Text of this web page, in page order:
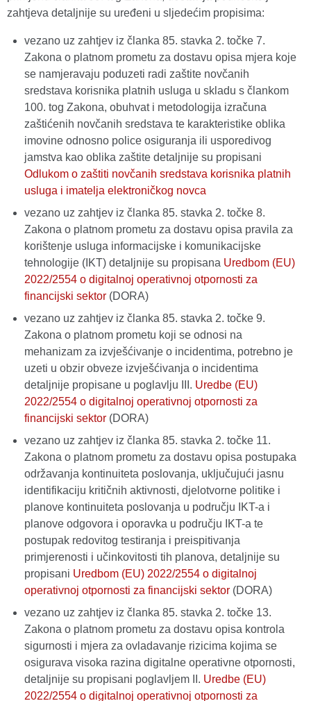
zahtjeva detaljnije su uređeni u sljedećim propisima:
vezano uz zahtjev iz članka 85. stavka 2. točke 7.
Zakona o platnom prometu za dostavu opisa mjera koje
se namjeravaju poduzeti radi zaštite novčanih
sredstava korisnika platnih usluga u skladu s člankom
100. tog Zakona, obuhvat i metodologija izračuna
zaštićenih novčanih sredstava te karakteristike oblika
imovine odnosno police osiguranja ili usporedivog
jamstva kao oblika zaštite detaljnije su propisani
Odlukom o zaštiti novčanih sredstava korisnika platnih
usluga i imatelja elektroničkog novca
vezano uz zahtjev iz članka 85. stavka 2. točke 8.
Zakona o platnom prometu za dostavu opisa pravila za
korištenje usluga informacijske i komunikacijske
tehnologije (IKT) detaljnije su propisana Uredbom (EU)
2022/2554 o digitalnoj operativnoj otpornosti za
financijski sektor (DORA)
vezano uz zahtjev iz članka 85. stavka 2. točke 9.
Zakona o platnom prometu koji se odnosi na
mehanizam za izvješćivanje o incidentima, potrebno je
uzeti u obzir obveze izvješćivanja o incidentima
detaljnije propisane u poglavlju III. Uredbe (EU)
2022/2554 o digitalnoj operativnoj otpornosti za
financijski sektor (DORA)
vezano uz zahtjev iz članka 85. stavka 2. točke 11.
Zakona o platnom prometu za dostavu opisa postupaka
održavanja kontinuiteta poslovanja, uključujući jasnu
identifikaciju kritičnih aktivnosti, djelotvorne politike i
planove kontinuiteta poslovanja u području IKT-a i
planove odgovora i oporavka u području IKT-a te
postupak redovitog testiranja i preispitivanja
primjerenosti i učinkovitosti tih planova, detaljnije su
propisani Uredbom (EU) 2022/2554 o digitalnoj
operativnoj otpornosti za financijski sektor (DORA)
vezano uz zahtjev iz članka 85. stavka 2. točke 13.
Zakona o platnom prometu za dostavu opisa kontrola
sigurnosti i mjera za ovladavanje rizicima kojima se
osigurava visoka razina digitalne operativne otpornosti,
detaljnije su propisani poglavljem II. Uredbe (EU)
2022/2554 o digitalnoj operativnoj otpornosti za